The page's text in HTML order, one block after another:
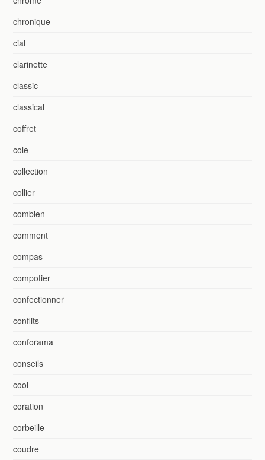
chronique
cial
clarinette
classic
classical
coffret
cole
collection
collier
combien
comment
compas
compotier
confectionner
conflits
conforama
conseils
cool
coration
corbeille
coudre